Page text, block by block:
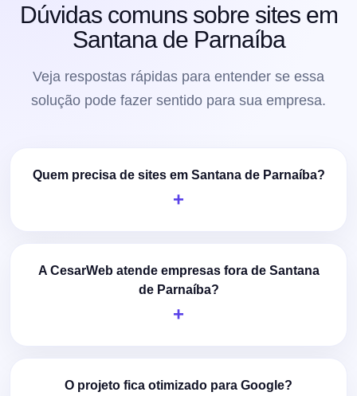
Dúvidas comuns sobre sites em
Santana de Parnaíba
Veja respostas rápidas para entender se essa
solução pode fazer sentido para sua empresa.
Quem precisa de sites em Santana de Parnaíba?
A CesarWeb atende empresas fora de Santana
de Parnaíba?
O projeto fica otimizado para Google?